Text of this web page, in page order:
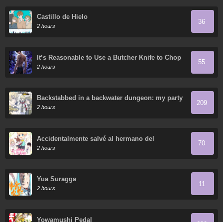
Castillo de Hielo
2 hours
36
It’s Reasonable to Use a Butcher Knife to Chop
Down Everything in the World, Right?
2 hours
55
Backstabbed in a backwater dungeon: my party
tried to kill me, but thanks to an infinite gacha i
got lvl 9999 friends and am out for revenge
2 hours
209
Accidentalmente salvé al hermano del
protagonista
2 hours
70
Yua Suragga
2 hours
11
Yowamushi Pedal